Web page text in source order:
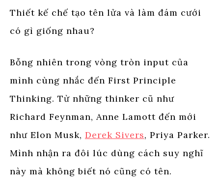
Thiết kế chế tạo tên lửa và làm đám cưới
có gì giống nhau?
Bỗng nhiên trong vòng tròn input của
mình cùng nhắc đến First Principle
Thinking. Từ những thinker cũ như
Richard Feynman, Anne Lamott đến mới
như Elon Musk, Derek Sivers, Priya Parker.
Mình nhận ra đôi lúc dùng cách suy nghĩ
này mà không biết nó cũng có tên.